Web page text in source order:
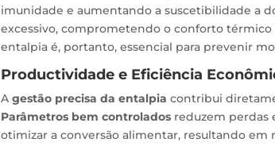
imunidade e aumentando a suscetibilidade a
excessivo, comprometendo o conforto térmico
entalpia é, portanto, essencial para prevenir
Productividade e Eficiência
A gestão precisa da entalpia contribui
Parâmetros bem controladosreduzem perdas
otimizar a conversão alimentar, resultando